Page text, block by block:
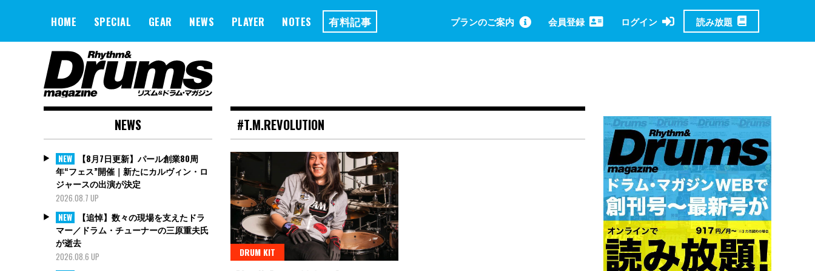
HOME SPECIAL GEAR NEWS PLAYER NOTES 有料記事 プランのご案内 会員登録 ログイン 読み放題
#T.M.REVOLUTION
DRUM KIT
NEWS
NEW
【8月7日更新】パール創業80周
年“フェス”開催｜新たにカルヴィン・ロ
ジャースの出演が決定
2026.08.7 UP
NEW
【追悼】数々の現場を支えたドラ
マー／ドラム・チューナーの三原重夫氏
が逝去
2026.08.6 UP